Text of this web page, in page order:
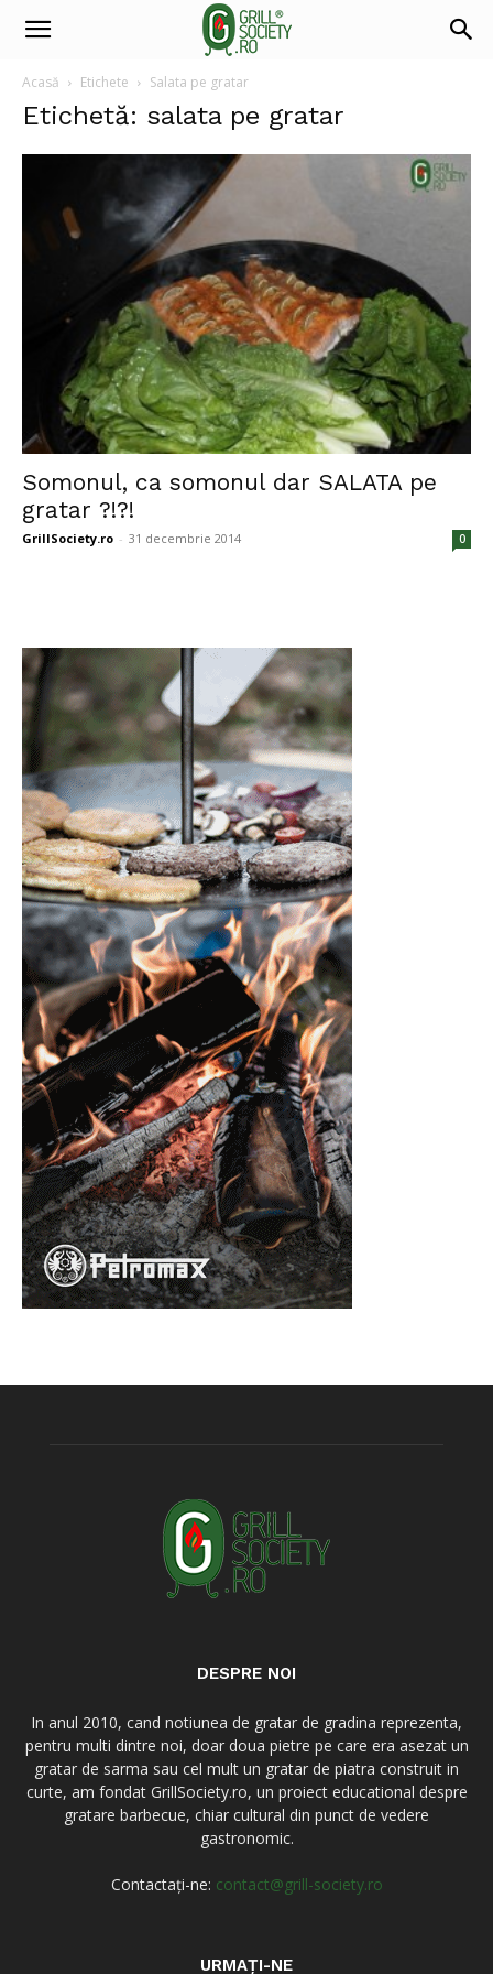
Acasă Etichete Salata pe gratar
Etichetă: salata pe gratar
Somonul, ca somonul dar SALATA pe
gratar ?!?!
GrillSociety.ro - 31 decembrie 2014 0
DESPRE NOI
In anul 2010, cand notiunea de gratar de gradina reprezenta,
pentru multi dintre noi, doar doua pietre pe care era asezat un
gratar de sarma sau cel mult un gratar de piatra construit in
curte, am fondat GrillSociety.ro, un proiect educational despre
gratare barbecue, chiar cultural din punct de vedere
gastronomic.
Contactați-ne: contact@grill-society.ro
URMAȚI-NE